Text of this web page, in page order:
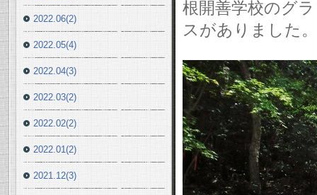
根開善学校のグ
スがありました。
2022.06(2)
2022.05(4)
2022.04(3)
2022.03(2)
2022.02(2)
2022.01(2)
2021.12(3)